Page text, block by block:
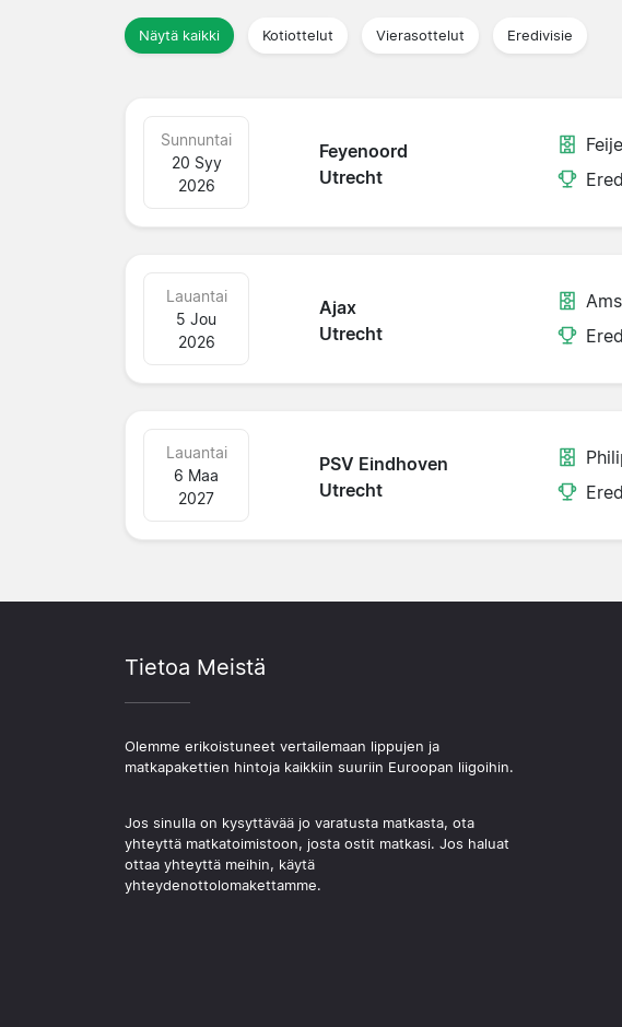
Näytä kaikki Kotiottelut Vierasottelut Eredivisie
Feyenoord
Utrecht
Sunnuntai
20 Syy
2026
Ajax
Utrecht
Lauantai
5 Jou
2026
PSV Eindhoven
Utrecht
Lauantai
6 Maa
2027
Tietoa Meistä
Olemme erikoistuneet vertailemaan lippujen ja
matkapakettien hintoja kaikkiin suuriin Euroopan liigoihin.
Jos sinulla on kysyttävää jo varatusta matkasta, ota
yhteyttä matkatoimistoon, josta ostit matkasi. Jos haluat
ottaa yhteyttä meihin, käytä
yhteydenottolomakettamme.